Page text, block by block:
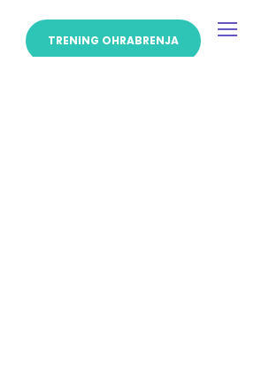
TRENING OHRABRENJA